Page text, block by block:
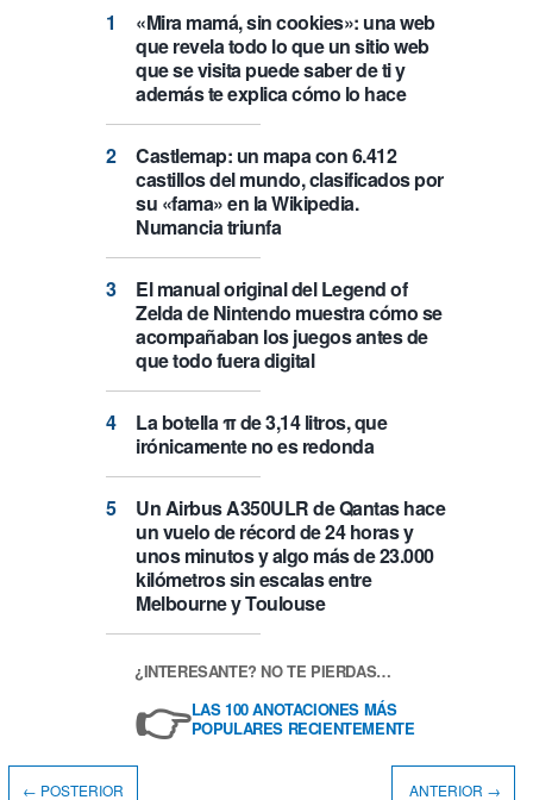
«Mira mamá, sin cookies»: una web
que revela todo lo que un sitio web
que se visita puede saber de ti y
además te explica cómo lo hace
Castlemap: un mapa con 6.412
castillos del mundo, clasificados por
su «fama» en la Wikipedia.
Numancia triunfa
El manual original del Legend of
Zelda de Nintendo muestra cómo se
acompañaban los juegos antes de
que todo fuera digital
La botella π de 3,14 litros, que
irónicamente no es redonda
Un Airbus A350ULR de Qantas hace
un vuelo de récord de 24 horas y
unos minutos y algo más de 23.000
kilómetros sin escalas entre
Melbourne y Toulouse
¿INTERESANTE? NO TE PIERDAS…
👉LAS 100 ANOTACIONES MÁS
POPULARES RECIENTEMENTE
← POSTERIOR ANTERIOR →